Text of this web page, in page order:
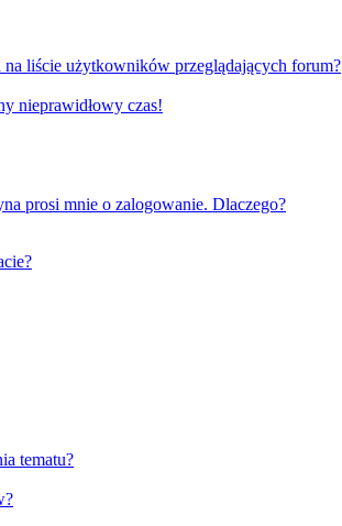
liście użytkowników przeglądających forum?
nieprawidłowy czas!
prosi mnie o zalogowanie. Dlaczego?
tematu?